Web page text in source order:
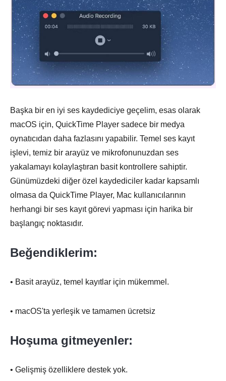
Başka bir en iyi ses kaydediciye geçelim, esas olarak
macOS için, QuickTime Player sadece bir medya
oynatıcıdan daha fazlasını yapabilir. Temel ses kayıt
işlevi, temiz bir arayüz ve mikrofonunuzdan ses
yakalamayı kolaylaştıran basit kontrollere sahiptir.
Günümüzdeki diğer özel kaydediciler kadar kapsamlı
olmasa da QuickTime Player, Mac kullanıcılarının
herhangi bir ses kayıt görevi yapması için harika bir
başlangıç noktasıdır.
Beğendiklerim:
• Basit arayüz, temel kayıtlar için mükemmel.
• macOS'ta yerleşik ve tamamen ücretsiz
Hoşuma gitmeyenler:
• Gelişmiş özelliklere destek yok.